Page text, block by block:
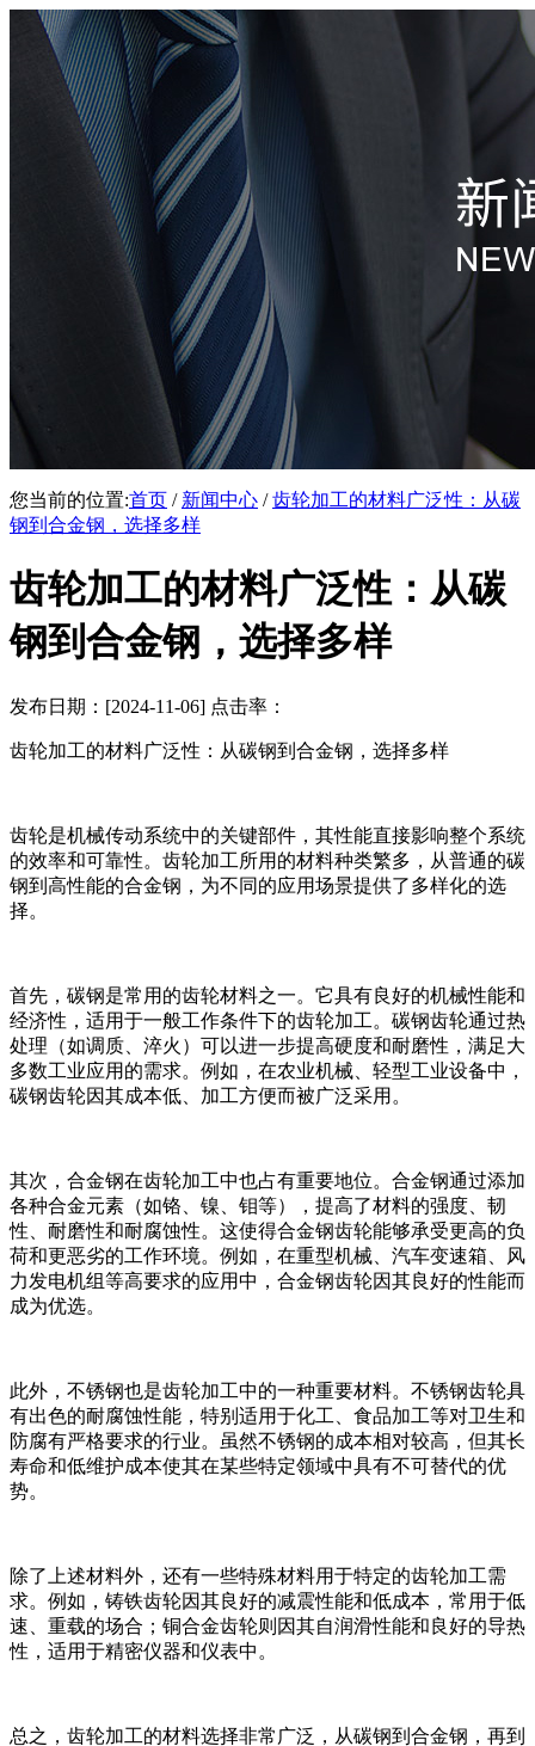
您当前的位置:首页 / 新闻中心 /齿轮加工的材料广泛性：从碳
钢到合金钢，选择多样
齿轮加工的材料广泛性：从碳
钢到合金钢，选择多样
发布日期：[2024-11-06] 点击率：
齿轮加工的材料广泛性：从碳钢到合金钢，选择多样
齿轮是机械传动系统中的关键部件，其性能直接影响整个系统
的效率和可靠性。齿轮加工所用的材料种类繁多，从普通的碳
钢到高性能的合金钢，为不同的应用场景提供了多样化的选
择。
首先，碳钢是常用的齿轮材料之一。它具有良好的机械性能和
经济性，适用于一般工作条件下的齿轮加工。碳钢齿轮通过热
处理（如调质、淬火）可以进一步提高硬度和耐磨性，满足大
多数工业应用的需求。例如，在农业机械、轻型工业设备中，
碳钢齿轮因其成本低、加工方便而被广泛采用。
其次，合金钢在齿轮加工中也占有重要地位。合金钢通过添加
各种合金元素（如铬、镍、钼等），提高了材料的强度、韧
性、耐磨性和耐腐蚀性。这使得合金钢齿轮能够承受更高的负
荷和更恶劣的工作环境。例如，在重型机械、汽车变速箱、风
力发电机组等高要求的应用中，合金钢齿轮因其良好的性能而
成为优选。
此外，不锈钢也是齿轮加工中的一种重要材料。不锈钢齿轮具
有出色的耐腐蚀性能，特别适用于化工、食品加工等对卫生和
防腐有严格要求的行业。虽然不锈钢的成本相对较高，但其长
寿命和低维护成本使其在某些特定领域中具有不可替代的优
势。
除了上述材料外，还有一些特殊材料用于特定的齿轮加工需
求。例如，铸铁齿轮因其良好的减震性能和低成本，常用于低
速、重载的场合；铜合金齿轮则因其自润滑性能和良好的导热
性，适用于精密仪器和仪表中。
总之，齿轮加工的材料选择非常广泛，从碳钢到合金钢，再到